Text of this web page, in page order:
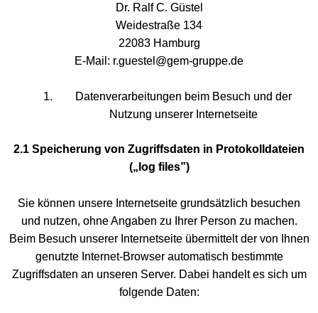
Dr. Ralf C. Güstel
Weidestraße 134
22083 Hamburg
E-Mail: r.guestel@gem-gruppe.de
Datenverarbeitungen beim Besuch und der
Nutzung unserer Internetseite
2.1 Speicherung von Zugriffsdaten in Protokolldateien
(„log files”)
Sie können unsere Internetseite grundsätzlich besuchen
und nutzen, ohne Angaben zu Ihrer Person zu machen.
Beim Besuch unserer Internetseite übermittelt der von Ihnen
genutzte Internet-Browser automatisch bestimmte
Zugriffsdaten an unseren Server. Dabei handelt es sich um
folgende Daten: